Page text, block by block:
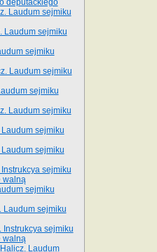
deputackiego
Laudum sejmiku
Laudum sejmiku
sejmiku
Laudum sejmiku
sejmiku
Laudum sejmiku
sejmiku
sejmiku
sejmiku
walną
sejmiku
Laudum sejmiku
sejmiku
walną
Laudum